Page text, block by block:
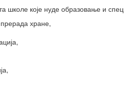
које нуде образовање и
хране,